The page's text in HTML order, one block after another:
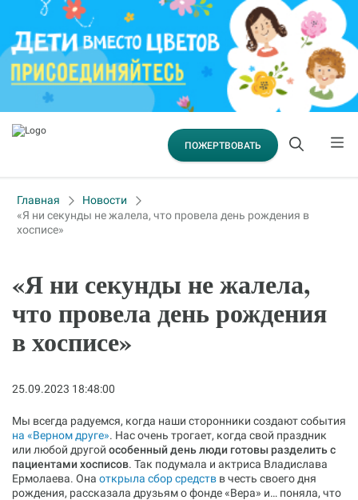
ПОЖЕРТВОВАТЬ
Главная
Новости
«‎Я ни секунды не жалела, что провела день рождения в
хосписе»
«‎Я ни секунды не жалела,
что провела день рождения
в хосписе»
25.09.2023 18:48:00
Мы всегда радуемся, когда наши сторонники создают события
на «‎Верном друге»‎. Нас очень трогает, когда свой праздник
или любой другой особенный день люди готовы разделить с
пациентами хосписов. Так подумала и актриса Владислава
Ермолаева. Она открыла сбор средств в честь своего дня
рождения, рассказала друзьям о фонде «‎Вера»‎ и… поняла, что